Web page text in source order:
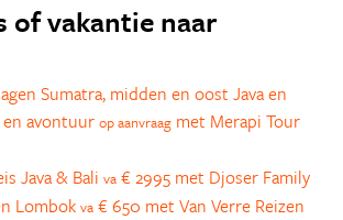
of vakantie naar
Sumatra, midden en oost Java en
avontuur op aanvraag met Merapi Tour
Java & Bali va € 2995 met Djoser Family
Lombok va € 650 met Van Verre Reizen